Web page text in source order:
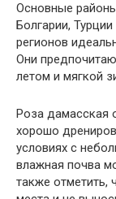
Основные
Болгарии,
регионов
Они
летом и мягкой
Роза дамасская
хорошо
условиях с
влажная почва
также отметить,